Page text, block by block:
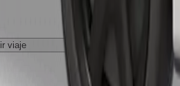
viaje